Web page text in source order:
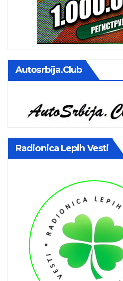
Autosrbija.club
Radionica Lepih Vesti